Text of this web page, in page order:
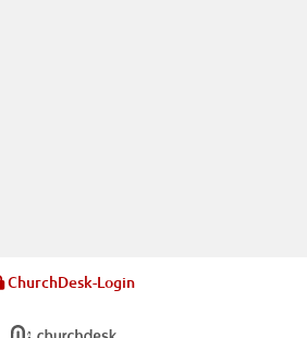
ChurchDesk-Login